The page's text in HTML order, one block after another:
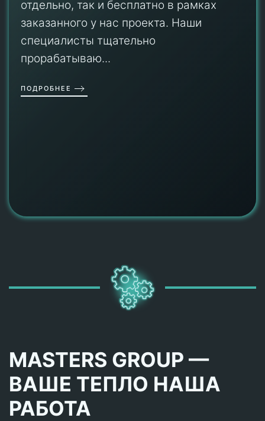
отдельно, так и бесплатно в рамках
заказанного у нас проекта. Наши
специалисты тщательно
прорабатываю...
ПОДРОБНЕЕ
MASTERS GROUP —
ВАШЕ ТЕПЛО НАША
РАБОТА